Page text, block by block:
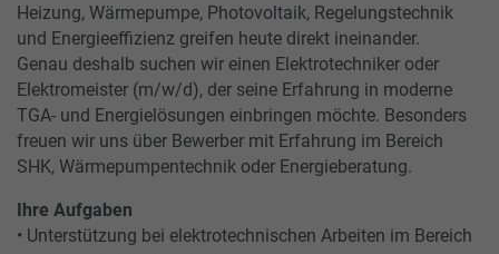
Heizung, Wärmepumpe, Photovoltaik, Regelungstechnik
und Energieeffizienz greifen heute direkt ineinander.
Genau deshalb suchen wir einen Elektrotechniker oder
Elektromeister (m/w/d), der seine Erfahrung in moderne
TGA- und Energielösungen einbringen möchte. Besonders
freuen wir uns über Bewerber mit Erfahrung im Bereich
SHK, Wärmepumpentechnik oder Energieberatung.
Ihre Aufgaben
• Unterstützung bei elektrotechnischen Arbeiten im Bereich